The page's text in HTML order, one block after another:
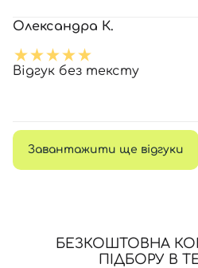
Олександра К.
Відгук без тексту
Завантажити ще відгуки
БЕЗКОШТОВНА
ПІДБОРУ В